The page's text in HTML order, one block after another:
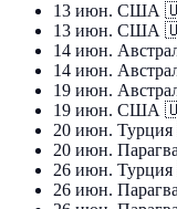
13 июн. США
13 июн. США
14 июн.
14 июн.
19 июн.
19 июн. США
20 июн. Турция
20 июн.
26 июн. Турция
26 июн.